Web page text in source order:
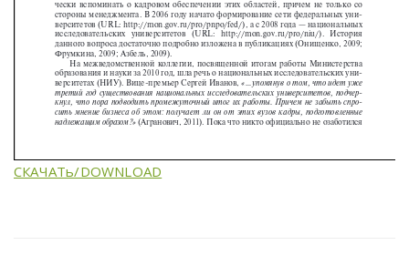
СКАЧАТь/DOWNLOAD